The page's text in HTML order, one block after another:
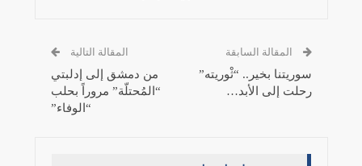
المقالة السابقة
سوريتنا بخير.. “ثْوريته”
رحلت إلى الأبد…
المقالة التالية
من دمشق إلى إدلبتي
“المُحتلّة” مروراً بحلب
“الوفاء”